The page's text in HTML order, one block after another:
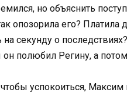
но объяснить
опозорила его? Платила
секунду о
полюбил Регину, а
успокоиться, Максим